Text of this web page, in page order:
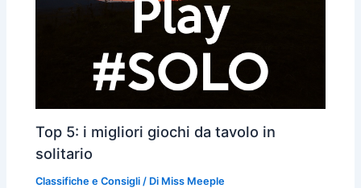
Top 5: i migliori giochi da tavolo in
solitario
Classifiche e Consigli / Di Miss Meeple